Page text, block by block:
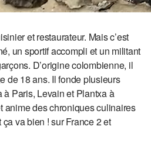
et restaurateur. Mais c’est
un sportif accompli et un militant
D’origine colombienne, il
de 18 ans. Il fonde plusieurs
à Paris, Levain et Plantxa à
des chroniques culinaires
va bien ! sur France 2 et